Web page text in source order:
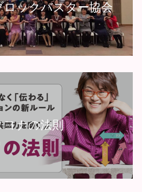
ックバスター協会
ヨナの法則